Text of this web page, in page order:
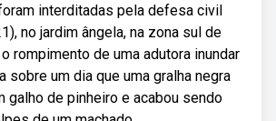
interditadas pela defesa civil
no jardim ângela, na zona sul de
rompimento de uma adutora inundar
sobre um dia que uma gralha negra
galho de pinheiro e acabou sendo